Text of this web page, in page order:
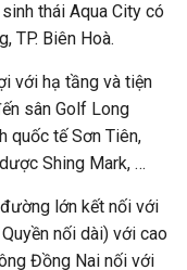
thái Aqua City có
TP. Biên Hoà.
với hạ tầng và tiện
sân Golf Long
quốc tế Sơn Tiên,
Shing Mark, …
lớn kết nối với
nối dài) với cao
Đồng Nai nối với